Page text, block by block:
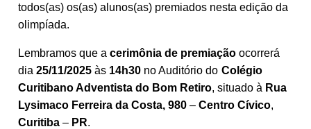
todos(as) os(as) alunos(as) premiados nesta edição da
olimpíada.
Lembramos que a cerimônia de premiação ocorrerá
dia 25/11/2025 às 14h30 no Auditório do Colégio
Curitibano Adventista do Bom Retiro, situado à Rua
Lysimaco Ferreira da Costa, 980 – Centro Cívico,
Curitiba – PR.